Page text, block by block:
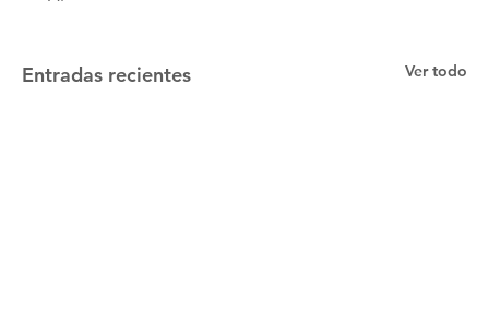
Entradas recientes Ver todo